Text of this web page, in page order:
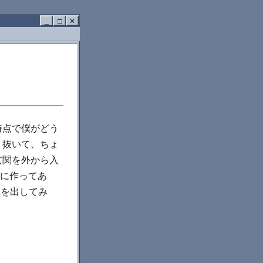
□
✕
で僕がどう
いて、ちょ
を外から入
作ってあ
出してみ